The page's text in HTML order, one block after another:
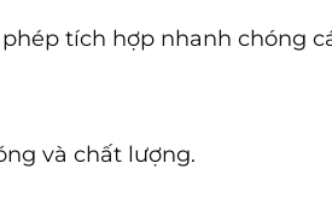
tích hợp nhanh chóng
và chất lượng.